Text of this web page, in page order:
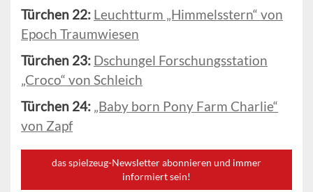
Türchen 22: Leuchtturm „Himmelsstern“ von
Epoch Traumwiesen
Türchen 23: Dschungel Forschungsstation
„Croco“ von Schleich
Türchen 24: „Baby born Pony Farm Charlie“
von Zapf
das spielzeug-Newsletter abonnieren und immer
informiert sein!